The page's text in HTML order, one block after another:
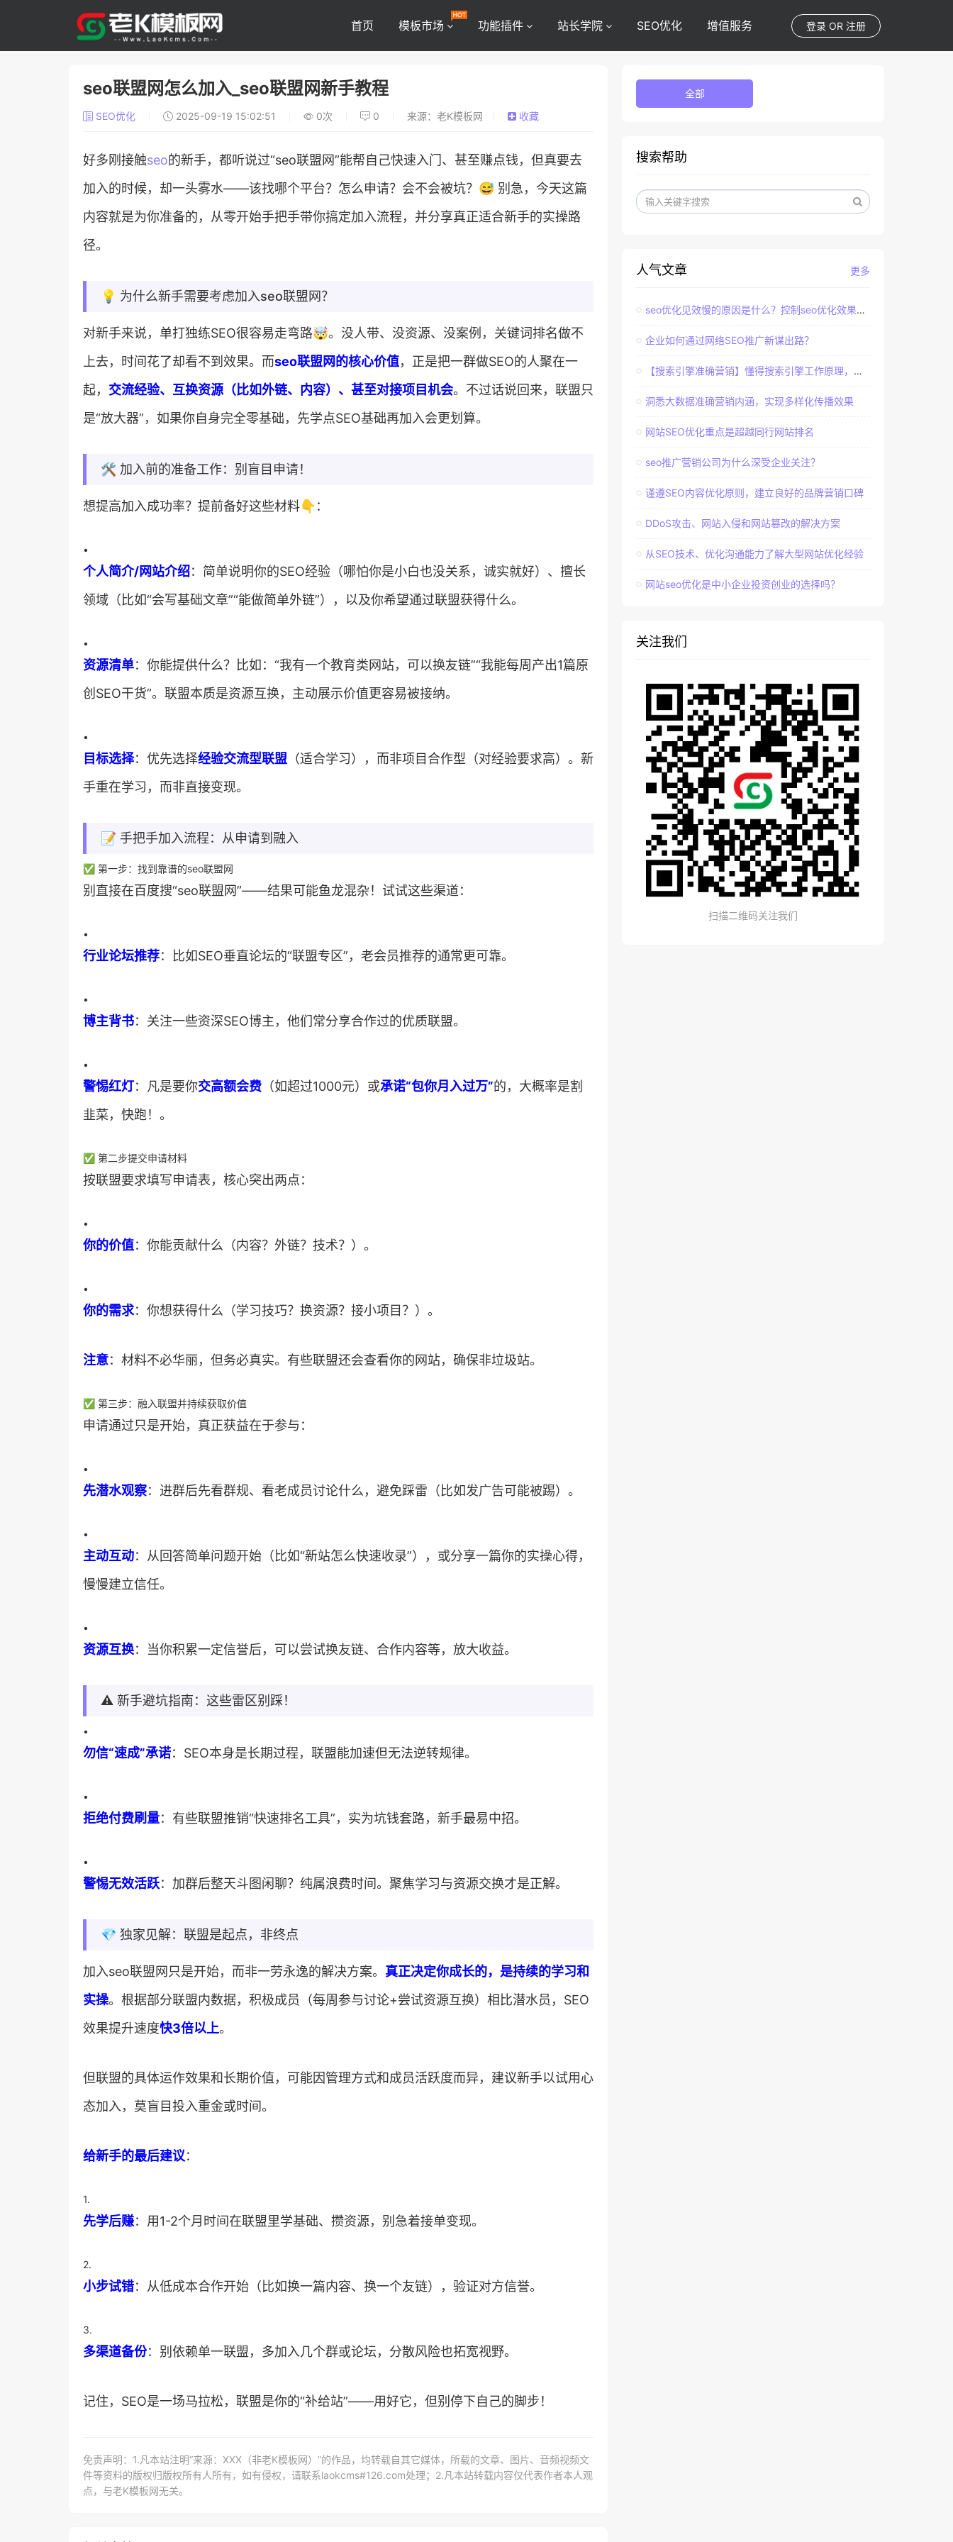
登录 OR 注册
首页 模板市场 功能插件 站长学院 SEO优化 增值服务
seo联盟网怎么加入_seo联盟网新手教程
SEO优化 2025-09-19 15:02:51 0次 0 来源：老K模板网 收藏
好多刚接触seo的新手，都听说过“seo联盟网”能帮自己快速入门、甚至赚点钱，但真要去
加入的时候，却一头雾水——该找哪个平台？怎么申请？会不会被坑？😅 别急，今天这篇
内容就是为你准备的，从零开始手把手带你搞定加入流程，并分享真正适合新手的实操路
径。
💡 为什么新手需要考虑加入seo联盟网？
对新手来说，单打独练SEO很容易走弯路🤯。没人带、没资源、没案例，关键词排名做不
上去，时间花了却看不到效果。而​​seo联盟网的核心价值​​，正是把一群做SEO的人聚在一
起，​ ​交流经验、互换资源（比如外链、内容）、甚至对接项目机会​​。不过话说回来，联盟只
是“放大器”，如果你自身完全零基础，先学点SEO基础再加入会更划算。
🛠️ 加入前的准备工作：别盲目申请！
想提高加入成功率？提前备好这些材料👇：
•
​个人简介/网站介绍​​：简单说明你的SEO经验（哪怕你是小白也没关系，诚实就好）、擅长
领域（比如“会写基础文章”“能做简单外链”），以及你希望通过联盟获得什么。
•
​资源清单​​：你能提供什么？比如：“我有一个教育类网站，可以换友链”“我能每周产出1篇原
创SEO干货”。联盟本质是资源互换，主动展示价值更容易被接纳。
•
​目标选择​​：优先选择​​经验交流型联盟​ ​（适合学习），而非项目合作型（对经验要求高）。新
手重在学习，而非直接变现。
📝 手把手加入流程：从申请到融入
✅ 第一步：找到靠谱的seo联盟网
别直接在百度搜“seo联盟网”——结果可能鱼龙混杂！试试这些渠道：
•
​行业论坛推荐​​：比如SEO垂直论坛的“联盟专区”，老会员推荐的通常更可靠。
•
​博主背书​​：关注一些资深SEO博主，他们常分享合作过的优质联盟。
•
​警惕红灯​​：凡是要你​​交高额会费​ ​（如超过1000元）或​​承诺“包你月入过万”​​的，大概率是割
韭菜，快跑！。
✅ 第二步提交申请材料
按联盟要求填写申请表，核心突出两点：
•
​你的价值​​：你能贡献什么（内容？外链？技术？）。
•
​你的需求​​：你想获得什么（学习技巧？换资源？接小项目？）。
​注意​​：材料不必华丽，但务必真实。有些联盟还会查看你的网站，确保非垃圾站。
✅ 第三步：融入联盟并持续获取价值
申请通过只是开始，真正获益在于参与：
•
​先潜水观察​​：进群后先看群规、看老成员讨论什么，避免踩雷（比如发广告可能被踢）。
•
​主动互动​​：从回答简单问题开始（比如“新站怎么快速收录”），或分享一篇你的实操心得，
慢慢建立信任。
•
​资源互换​​：当你积累一定信誉后，可以尝试换友链、合作内容等，放大收益。
⚠️ 新手避坑指南：这些雷区别踩！
•
​勿信“速成”承诺​​：SEO本身是长期过程，联盟能加速但无法逆转规律。
•
​拒绝付费刷量​​：有些联盟推销“快速排名工具”，实为坑钱套路，新手最易中招。
•
​警惕无效活跃​​：加群后整天斗图闲聊？纯属浪费时间。聚焦学习与资源交换才是正解。
💎 独家见解：联盟是起点，非终点
加入seo联盟网只是开始，而非一劳永逸的解决方案。​ ​真正决定你成长的，是持续的学习和
实操​​。根据部分联盟内数据，积极成员（每周参与讨论+尝试资源互换）相比潜水员，SEO
效果提升速度​​快3倍以上​​。
但联盟的具体运作效果和长期价值，可能因管理方式和成员活跃度而异，建议新手以试用心
态加入，莫盲目投入重金或时间。
​给新手的最后建议​​：
1.
​先学后赚​​：用1-2个月时间在联盟里学基础、攒资源，别急着接单变现。
2.
​小步试错​​：从低成本合作开始（比如换一篇内容、换一个友链），验证对方信誉。
3.
​多渠道备份​​：别依赖单一联盟，多加入几个群或论坛，分散风险也拓宽视野。
记住，SEO是一场马拉松，联盟是你的“补给站”——用好它，但别停下自己的脚步！
免责声明：1.凡本站注明“来源：XXX（非老K模板网）”的作品，均转载自其它媒体，所载的文章、图片、音频视频文
件等资料的版权归版权所有人所有，如有侵权，请联系laokcms#126.com处理；2.凡本站转载内容仅代表作者本人观
点，与老K模板网无关。
全部
搜索帮助
更多
人气文章
seo优化见效慢的原因是什么？控制seo优化效果的直接因素
企业如何通过网络SEO推广新谋出路？
【搜索引擎准确营销】懂得搜索引擎工作原理，建立准确客户群体
洞悉大数据准确营销内涵，实现多样化传播效果
网站SEO优化重点是超越同行网站排名
seo推广营销公司为什么深受企业关注？
谨遵SEO内容优化原则，建立良好的品牌营销口碑
DDoS攻击、网站入侵和网站篡改的解决方案
从SEO技术、优化沟通能力了解大型网站优化经验
网站seo优化是中小企业投资创业的选择吗？
关注我们
扫描二维码关注我们